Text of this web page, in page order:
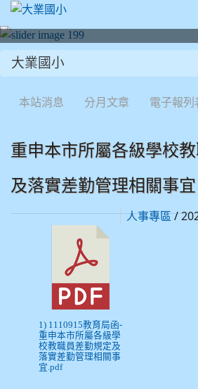
大業國小
本站消息 分月文章 電子報列
重申本市所屬各級學校
及落實差勤管理相關事宜
人事專區/
1) 1110915教育局函-
重申本市所屬各級學
校教職員差勤規定及
落實差勤管理相關事
宜.pdf